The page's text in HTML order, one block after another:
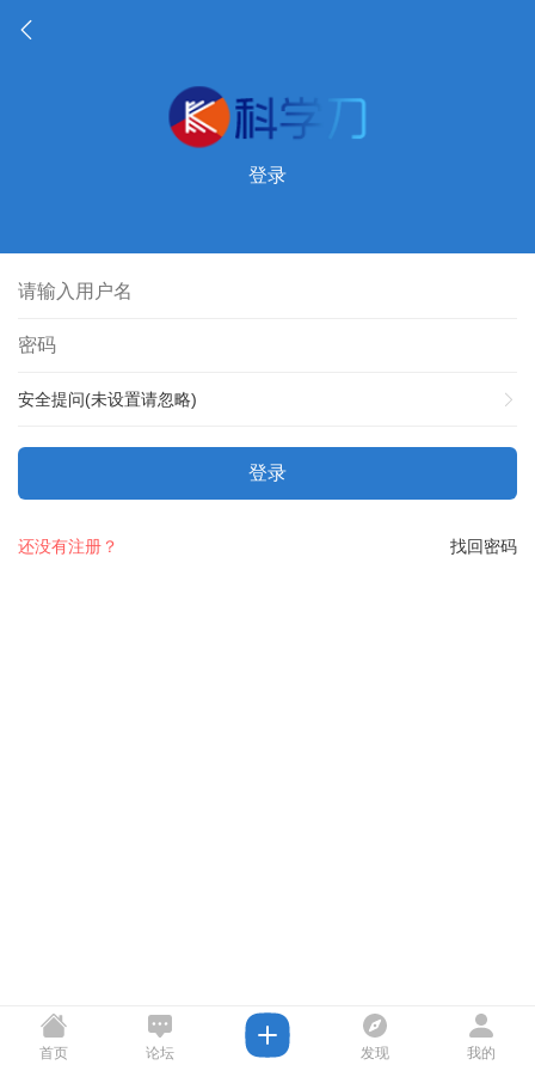
登录
安全提问(未设置请忽略)
登录
找回密码
还没有注册？
首页 论坛 发现 我的